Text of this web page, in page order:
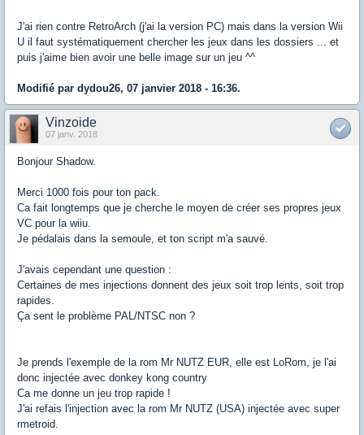
J'ai rien contre RetroArch (j'ai la version PC) mais dans la version Wii
U il faut systématiquement chercher les jeux dans les dossiers ... et
puis j'aime bien avoir une belle image sur un jeu ^^
Modifié par dydou26, 07 janvier 2018 - 16:36.
Vinzoide
07 janv. 2018
Bonjour Shadow.
Merci 1000 fois pour ton pack.
Ca fait longtemps que je cherche le moyen de créer ses propres jeux
VC pour la wiiu.
Je pédalais dans la semoule, et ton script m'a sauvé.
J'avais cependant une question :
Certaines de mes injections donnent des jeux soit trop lents, soit trop
rapides.
Ça sent le problème PAL/NTSC non ?
Je prends l'exemple de la rom Mr NUTZ EUR, elle est LoRom, je l'ai
donc injectée avec donkey kong country
Ca me donne un jeu trop rapide !
J'ai refais l'injection avec la rom Mr NUTZ (USA) injectée avec super
rmetroid.